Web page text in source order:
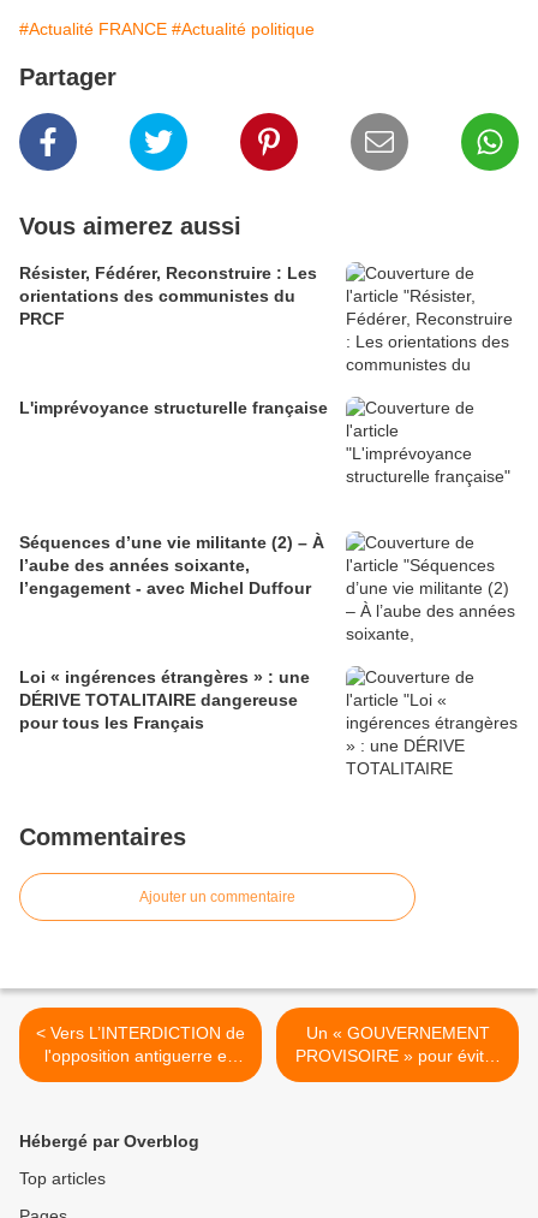
#Actualité FRANCE #Actualité politique
Partager
Vous aimerez aussi
Résister, Fédérer, Reconstruire : Les
orientations des communistes du
PRCF
L'imprévoyance structurelle française
Séquences d’une vie militante (2) – À
l’aube des années soixante,
l’engagement - avec Michel Duffour
Loi « ingérences étrangères » : une
DÉRIVE TOTALITAIRE dangereuse
pour tous les Français
Commentaires
Ajouter un commentaire
< Vers L’INTERDICTION de
l'opposition antiguerre en
Allemagne ?
Un « GOUVERNEMENT
PROVISOIRE » pour éviter
un blocage à l’Assemblée
Hébergé par Overblog
Top articles